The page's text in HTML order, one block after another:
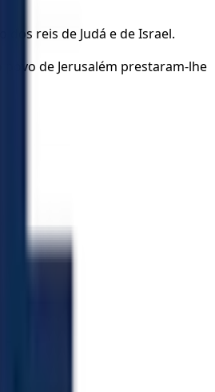
dos reis de Judá e de Israel.
povo de Jerusalém prestaram-lhe